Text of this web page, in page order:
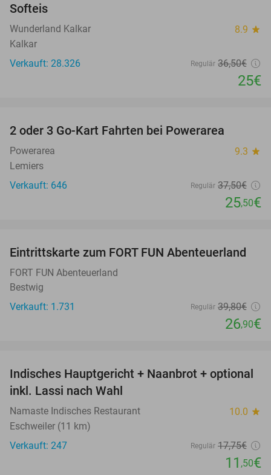
Softeis
Wunderland Kalkar 8.9 star
Kalkar
Verkauft: 28.326
Regulär 36,50€
25€
2 oder 3 Go-Kart Fahrten bei Powerarea
Powerarea 9.3 star
Lemiers
Verkauft: 646
Regulär 37,50€
25,50€
32%
Eintrittskarte zum FORT FUN Abenteuerland
FORT FUN Abenteuerland
Bestwig
Verkauft: 1.731
Regulär 39,80€
26,90€
35%
Indisches Hauptgericht + Naanbrot + optional
inkl. Lassi nach Wahl
Namaste Indisches Restaurant 10.0 star
Eschweiler (11 km)
Verkauft: 247
Regulär 17,75€
11 ,50€